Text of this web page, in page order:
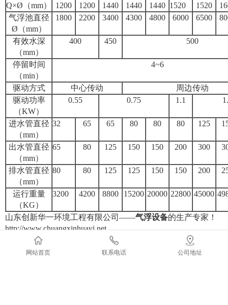
Q×Ø（mm）
1200
1200
1440
1440
1440 1520
1520
气浮池直径
Ø（mm）
1800 2200 3400 4300 4800 6000 6500
有效水深
（mm）
400 450 500
停留时间
（min）
4~6
驱动方式 中心传动
周边传动
驱动功率
（KW）
0.55 0.75 1.1
进水管直径
（mm）
32 65 65 80 80 80 125
出水管直径
（mm）
65 80 125 150 150 200 300
排水管直径
（mm）
80 80 125 125 150 150 200
运行重量
（KG）
3200 4200 8800 15200 20000 22800 45000
山东创新华一环境工程有限公司——气浮设备的生产专家！
http://www.chuangxinhuayi.net
网站首页 联系电话 公司地址